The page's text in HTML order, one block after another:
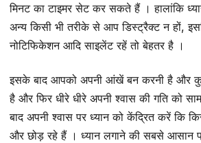
मिनट का टाइमर सेट कर सकते हैं । हालांकि
अन्य किसी भी तरीके से आप डिस्ट्रैक्ट न हों,
नोटिफिकेशन आदि साइलेंट रहें तो बेहतर है ।
इसके बाद आपको अपनी आंखें बन करनी है और
है और फिर धीरे धीरे अपनी श्वास की गति को
बाद अपनी श्वास पर ध्यान को केंद्रित करें कि
और छोड़ रहे हैं । ध्यान लगाने की सबसे आसान